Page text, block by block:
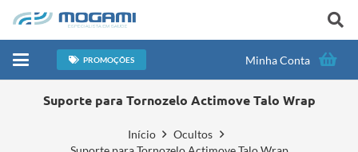
PROMOÇÕES Minha Conta
Suporte para Tornozelo Actimove Talo Wrap
Início
Ocultos